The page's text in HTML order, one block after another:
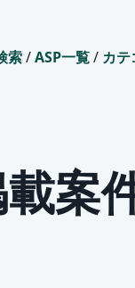
索/ASP一覧/ カテ
案